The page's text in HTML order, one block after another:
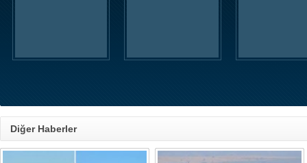
Diğer Haberler